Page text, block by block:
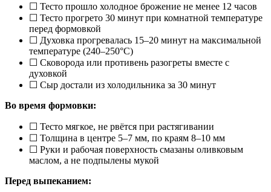
☐ Тесто прошло холодное брожение не менее 12 часов
☐ Тесто прогрето 30 минут при комнатной температуре
перед формовкой
☐ Духовка прогревалась 15–20 минут на максимальной
температуре (240–250°C)
☐ Сковорода или противень разогреты вместе с
духовкой
☐ Сыр достали из холодильника за 30 минут
Во время формовки:
☐ Тесто мягкое, не рвётся при растягивании
☐ Толщина в центре 5–7 мм, по краям 8–10 мм
☐ Руки и рабочая поверхность смазаны оливковым
маслом, а не подпылены мукой
Перед выпеканием: